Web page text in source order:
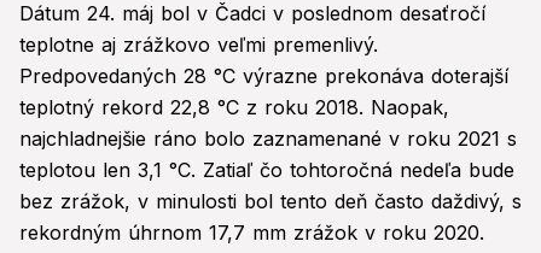
Dátum 24. máj bol v Čadci v poslednom desaťročí
teplotne aj zrážkovo veľmi premenlivý.
Predpovedaných 28 °C výrazne prekonáva doterajší
teplotný rekord 22,8 °C z roku 2018. Naopak,
najchladnejšie ráno bolo zaznamenané v roku 2021 s
teplotou len 3,1 °C. Zatiaľ čo tohtoročná nedeľa bude
bez zrážok, v minulosti bol tento deň často daždivý, s
rekordným úhrnom 17,7 mm zrážok v roku 2020.